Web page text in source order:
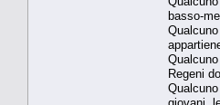
basso-
Regeni